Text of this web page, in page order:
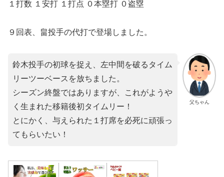
１打数 １安打 １打点 ０本塁打 ０盗塁
９回表、畠投手の代打で登場しました。
父ちゃん
鈴木投手の初球を捉え、左中間を破るタイム
リーツーベースを放ちました。
シーズン終盤ではありますが、これがようや
く生まれた移籍後初タイムリー！
とにかく、与えられた１打席を必死に頑張っ
てもらいたい！